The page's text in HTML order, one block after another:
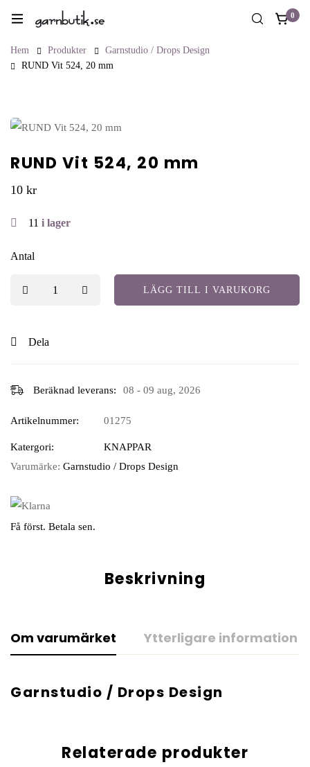
0
Hem Produkter
Garnstudio / Drops Design
RUND Vit 524, 20 mm
RUND Vit 524, 20 mm
10 kr
11 i lager
Antal
LÄGG TILL I VARUKORG
Dela
Beräknad leverans: 08 - 09 aug, 2026
Artikelnummer: 01275
Katergori:
KNAPPAR
Varumärke: Garnstudio / Drops Design
Få först. Betala sen.
Beskrivning
Om varumärket Ytterligare information
Garnstudio / Drops Design
Relaterade produkter